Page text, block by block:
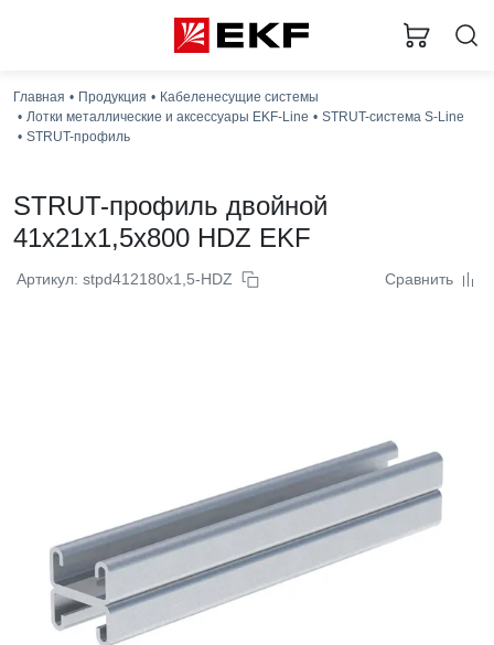
Главная Продукция
Кабеленесущие системы
Лотки металлические и аксессуары EKF-Line
STRUT-система S-Line
STRUT-профиль
STRUT-профиль двойной
41x21x1,5x800 HDZ EKF
Артикул: stpd412180x1,5-HDZ Сравнить